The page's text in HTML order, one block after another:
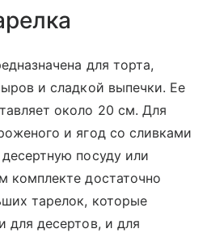
для торта,
и сладкой выпечки. Ее
около 20 см. Для
и ягод со сливками
посуду или
комплекте достаточно
тарелок, которые
для десертов, и для